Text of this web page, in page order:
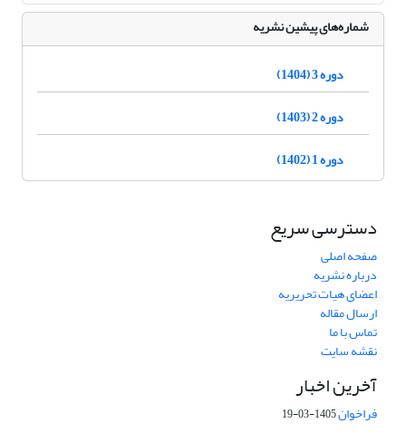
شماره‌های پیشین نشریه
دوره 3 (1404)
دوره 2 (1403)
دوره 1 (1402)
دسترسی سریع
صفحه اصلی
درباره نشریه
اعضای هیات تحریریه
ارسال مقاله
تماس با ما
نقشه سایت
آخرین اخبار
فراخوان1405-03-19